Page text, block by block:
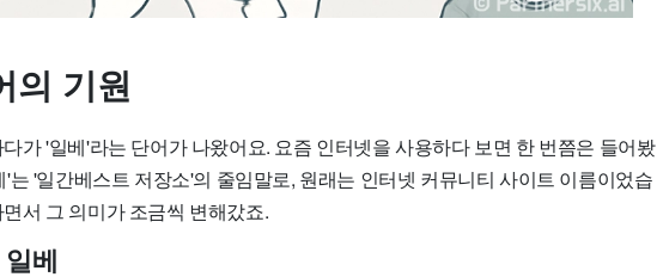
의 기원
가 '일베'라는 단어가 나왔어요. 요즘 인터넷을 사용하다 보면 한 번쯤은 들어봤
는 '일간베스트 저장소'의 줄임말로, 원래는 인터넷 커뮤니티 사이트 이름이었습
서 그 의미가 조금씩 변해갔죠.
베